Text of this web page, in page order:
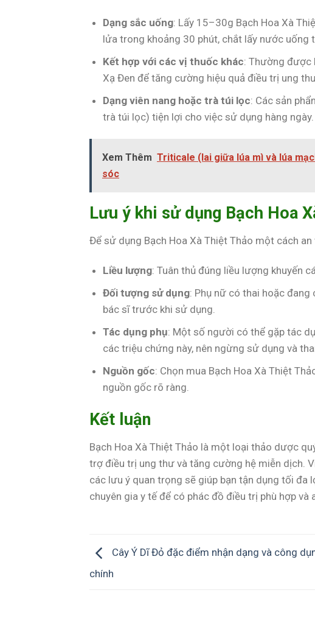
Dạng sắc uống: Lấy 15–30g Bạch Hoa Xà
lửa trong khoảng 30 phút, chắt lấy nước uống
Kết hợp với các vị thuốc khác: Thường được
Xạ Đen để tăng cường hiệu quả điều trị ung
Dạng viên nang hoặc trà túi lọc: Các sản
trà túi lọc) tiện lợi cho việc sử dụng hàng ngày.
Xem Thêm Triticale (lai giữa lúa mì và lúa
sóc
Lưu ý khi sử dụng Bạch Hoa
Để sử dụng Bạch Hoa Xà Thiệt Thảo một cách
Liều lượng: Tuân thủ đúng liều lượng khuyến
Đối tượng sử dụng: Phụ nữ có thai hoặc
bác sĩ trước khi sử dụng.
Tác dụng phụ: Một số người có thể gặp tác
các triệu chứng này, nên ngừng sử dụng và
Nguồn gốc: Chọn mua Bạch Hoa Xà Thiệt
nguồn gốc rõ ràng.
Kết luận
Bạch Hoa Xà Thiệt Thảo là một loại thảo dược
trợ điều trị ung thư và tăng cường hệ miễn dịch.
các lưu ý quan trọng sẽ giúp bạn tận dụng tối đa
chuyên gia y tế để có phác đồ điều trị phù hợp và
Cây Ý Dĩ Đỏ đặc điểm nhận dạng và công
chính